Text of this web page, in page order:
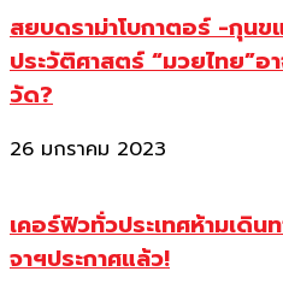
สยบดราม่าโบกาตอร์ -กุน
ประวัติศาสตร์ “มวยไทย”
วัด?
26 มกราคม 2023
เคอร์ฟิวทั่วประเทศห้ามเดิ
จาฯประกาศแล้ว!